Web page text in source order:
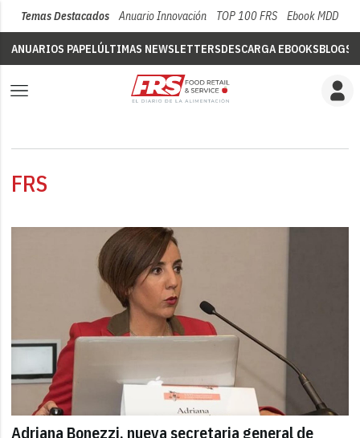
Temas Destacados Anuario Innovación TOP 100 FRS Ebook MDD
ANUARIOS PAPELÚLTIMAS NEWSLETTERSDESCARGA EBOOKSBLOGS
FRS
Adriana Bonezzi, nueva secretaria general de